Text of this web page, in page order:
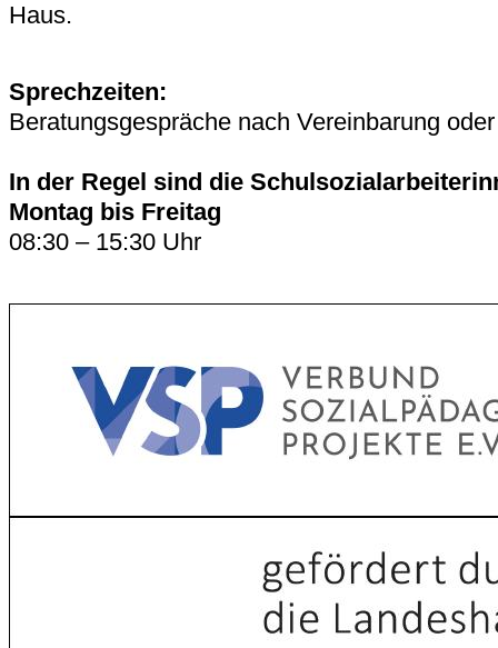
Haus.
Sprechzeiten:
Beratungsgespräche nach Vereinbarung
In der Regel sind die
Montag bis Freitag
08:30 – 15:30 Uhr